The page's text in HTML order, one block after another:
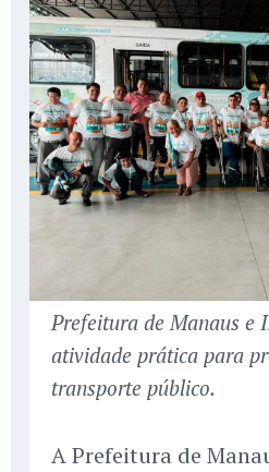
Prefeitura de Manaus e
atividade prática para
transporte público.
A Prefeitura de